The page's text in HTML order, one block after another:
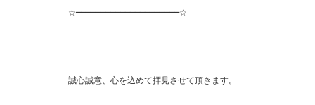
☆━━━━━━━━━━━━━━━━━━━━━☆
誠心誠意、心を込めて拝見させて頂きます。